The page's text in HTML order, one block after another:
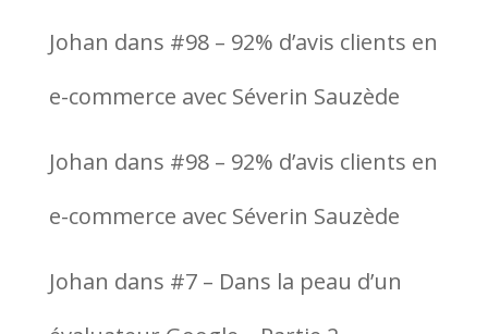
Johan dans #98 – 92% d’avis clients en
e-commerce avec Séverin Sauzède
Johan dans #98 – 92% d’avis clients en
e-commerce avec Séverin Sauzède
Johan dans #7 – Dans la peau d’un